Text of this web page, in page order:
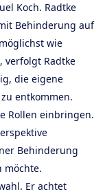
Koch. Radtke
Behinderung auf
wie
verfolgt Radtke
die eigene
entkommen.
Rollen einbringen.
Behinderung
möchte.
Er achtet